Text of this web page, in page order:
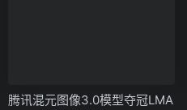
腾讯混元图像3.0模型夺冠LMA